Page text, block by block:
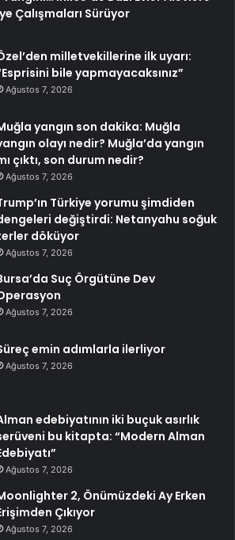
Çalışmaları Sürüyor
milletvekillerine ilk uyarı:
bile yapmayacaksınız”
Ağustos 7, 2026
yangın son dakika: Muğla
olayı nedir? Muğla’da yangın
çıktı, son durum nedir?
Ağustos 7, 2026
Türkiye yorumu şimdiden
değiştirdi: Netanyahu soğuk
döküyor
Ağustos 7, 2026
Suç Örgütüne Dev
Ağustos 7, 2026
emin adımlarla ilerliyor
Ağustos 7, 2026
edebiyatının iki buçuk asırlık
bu kitapta: “Modern Alman
Ağustos 7, 2026
2, Önümüzdeki Ay Erken
Çıkıyor
Ağustos 7, 2026